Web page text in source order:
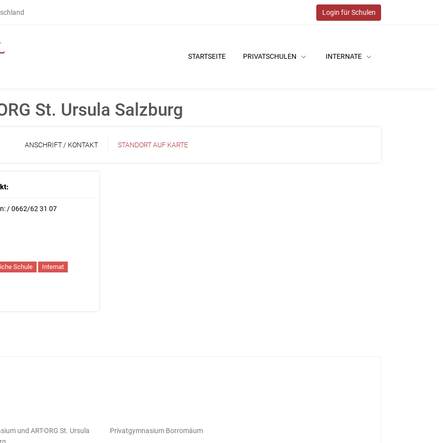
Login für Schulen
STARTSEITE PRIVATSCHULEN INTERNATE
St. Ursula Salzburg
ANSCHRIFT / KONTAKT STANDORT AUF KARTE
/ 0662/62 31 07
Schule Internat
und ART-ORG St. Ursula
Privatgymnasium Borromäum